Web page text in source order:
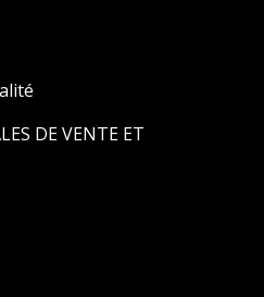
DE VENTE ET